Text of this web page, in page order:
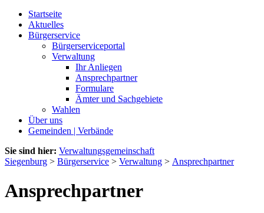
Startseite
Aktuelles
Bürgerservice
Bürgerserviceportal
Verwaltung
Ihr Anliegen
Ansprechpartner
Formulare
Ämter und Sachgebiete
Wahlen
Über uns
Gemeinden | Verbände
Sie sind hier: Verwaltungsgemeinschaft
Siegenburg > Bürgerservice > Verwaltung > Ansprechpartner
Ansprechpartner